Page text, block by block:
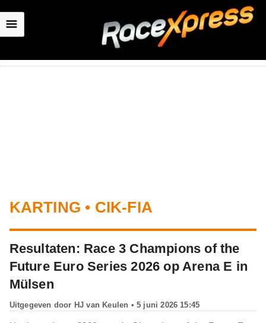
☰
KARTING • CIK-FIA
Resultaten: Race 3 Champions of the
Future Euro Series 2026 op Arena E in
Mülsen
Uitgegeven door HJ van Keulen • 5 juni 2026 15:45